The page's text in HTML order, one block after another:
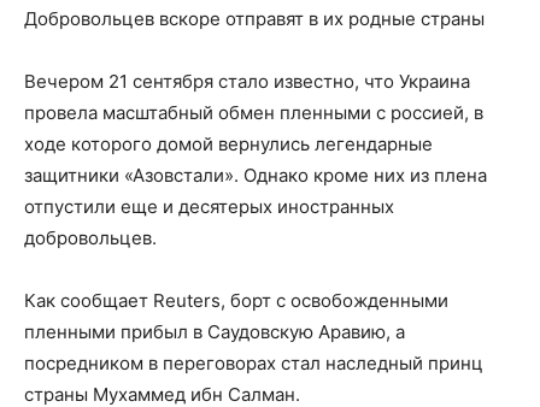
Добровольцев вскоре отправят в их родные страны
Вечером 21 сентября стало известно, что Украина
провела масштабный обмен пленными с россией, в
ходе которого домой вернулись легендарные
защитники «Азовстали». Однако кроме них из плена
отпустили еще и десятерых иностранных
добровольцев.
Как сообщает Reuters, борт с освобожденными
пленными прибыл в Саудовскую Аравию, а
посредником в переговорах стал наследный принц
страны Мухаммед ибн Салман.